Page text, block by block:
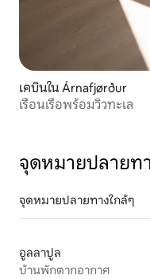
เคบินใน Árnafjørður
เรือนเรือพร้อมวิวทะเล
จุดหมายปลายท
จุดหมายปลายทางใกล้ๆ
อูลลาปูล
บ้านพักตากอากาศ